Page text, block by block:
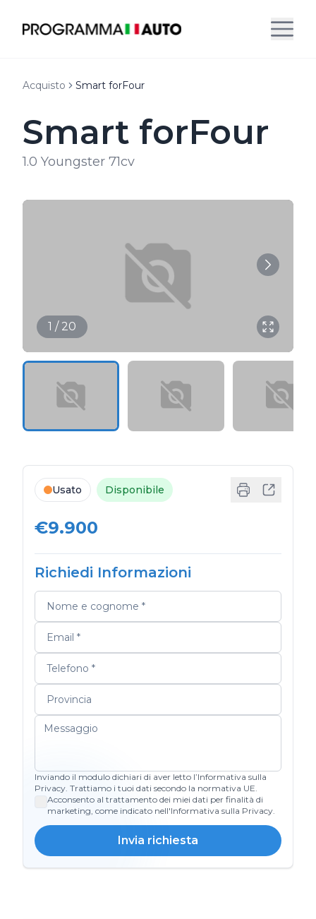
Acquisto Smart forFour
Smart forFour
1.0 Youngster 71cv
1 / 20
Usato Disponibile
€9.900
Richiedi Informazioni
Inviando il modulo dichiari di aver letto l’Informativa sulla
Privacy. Trattiamo i tuoi dati secondo la normativa UE.
Acconsento al trattamento dei miei dati per finalità di
marketing, come indicato nell'Informativa sulla Privacy.
Invia richiesta